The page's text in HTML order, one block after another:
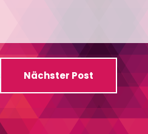
Nächster Post